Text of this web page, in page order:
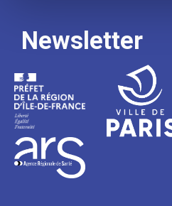
Newsletter